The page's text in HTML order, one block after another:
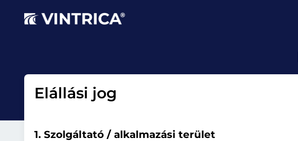
Elállási jog
1. Szolgáltató / alkalmazási terület